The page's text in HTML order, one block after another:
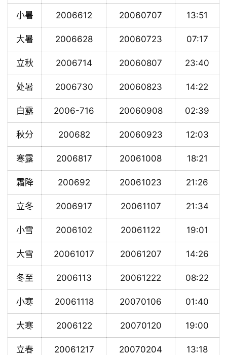
小暑 2006612 20060707 13:51
大暑 2006628 20060723 07:17
立秋 2006714 20060807 23:40
处暑 2006730 20060823 14:22
白露 2006-716 20060908 02:39
秋分 200682 20060923 12:03
寒露 2006817 20061008 18:21
霜降 200692 20061023 21:26
立冬 2006917 20061107 21:34
小雪 2006102 20061122 19:01
大雪 20061017 20061207 14:26
冬至 2006113 20061222 08:22
小寒 20061118 20070106 01:40
大寒 2006122 20070120 19:00
立春 20061217 20070204 13:18